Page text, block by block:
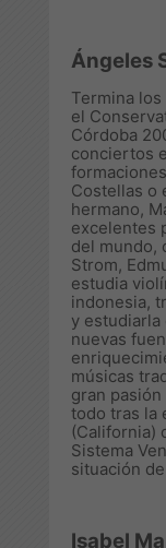
Ángeles
Termina
el
Córdoba
conciertos
Costellas o
hermano,
excelentes
del mundo,
Strom,
estudia
indonesia,
y estudiarla
nuevas
músicas
gran
todo tras la
(California)
Sistema
situación
Isabel